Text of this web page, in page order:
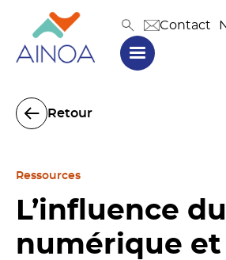
Contact
Retour
Ressources
L’influence du
numérique et